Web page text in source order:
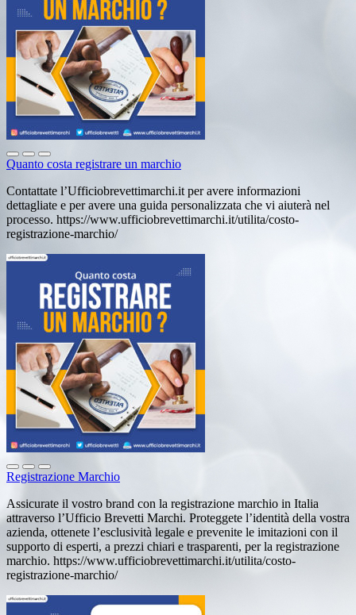
Quanto costa registrare un marchio
Contattate l’Ufficiobrevettimarchi.it per avere informazioni
dettagliate e per avere una guida personalizzata che vi aiuterà nel
processo. https://www.ufficiobrevettimarchi.it/utilita/costo-
registrazione-marchio/
Registrazione Marchio
Assicurate il vostro brand con la registrazione marchio in Italia
attraverso l’Ufficio Brevetti Marchi. Proteggete l’identità della vostra
azienda, ottenete l’esclusività legale e prevenite le imitazioni con il
supporto di esperti, a prezzi chiari e trasparenti, per la registrazione
marchio. https://www.ufficiobrevettimarchi.it/utilita/costo-
registrazione-marchio/